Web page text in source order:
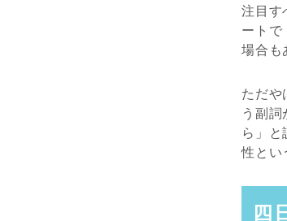
注目す
ートで
場合も
ただや
う副
ら」
性とい
四